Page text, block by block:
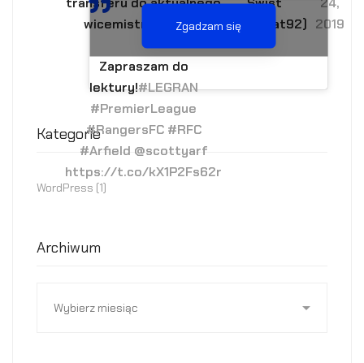
wicemistrza
@spfl.
Zapraszam do
lektury!#LEGRAN
#PremierLeague
#RangersFC #RFC
#Arfield @scottyarf
https://t.co/kX1P2Fs62r
(@Sw_Mat92) 2019
Zgadzam się
Kategorie
WordPress (1)
Archiwum